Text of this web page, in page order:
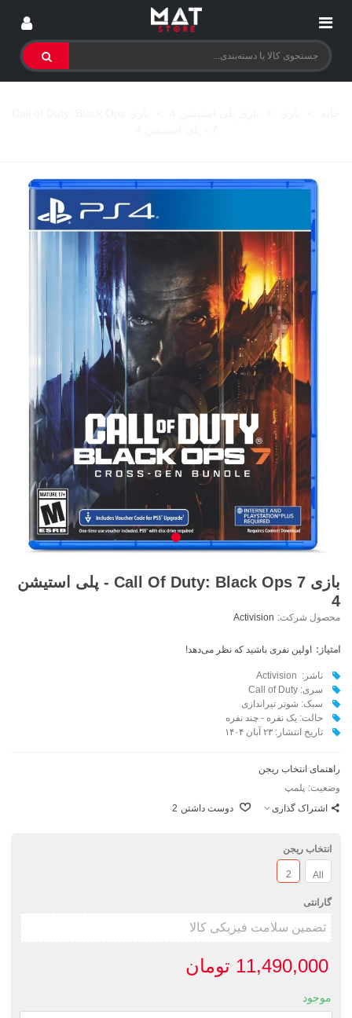
بازی Call Of Duty: Black Ops 7 - پلی استیشن
4
محصول شرکت: Activision
امتیاز: اولین نفری باشید که نظر می‌دهد!
ناشر: Activision
سری: Call of Duty
سبک: شوتر تیراندازی
حالت: یک نفره - چند نفره
تاریخ انتشار: ۲۳ آبان ۱۴۰۴
راهنمای انتخاب ریجن
وضعیت: پلمپ
اشتراک گذاری
دوست داشتن 2
انتخاب ریجن
All
2
گارانتی
11,490,000 تومان
موجود